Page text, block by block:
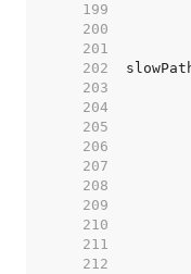
   199
   200
   201
   202
   203
   204
   205
   206
   207
   208
   209
   210
   211
   212